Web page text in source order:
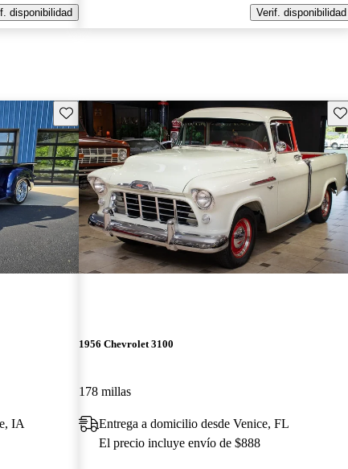
disponibilidad
Verif. disponibilidad
Guarda este Aviso
IA
1956 Chevrolet 3100
178 millas
Entrega a domicilio desde Venice, FL
El precio incluye envío de $888